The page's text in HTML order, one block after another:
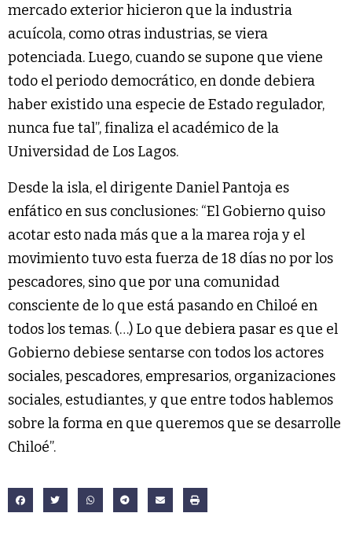
mercado exterior hicieron que la industria
acuícola, como otras industrias, se viera
potenciada. Luego, cuando se supone que viene
todo el periodo democrático, en donde debiera
haber existido una especie de Estado regulador,
nunca fue tal”, finaliza el académico de la
Universidad de Los Lagos.
Desde la isla, el dirigente Daniel Pantoja es
enfático en sus conclusiones: “El Gobierno quiso
acotar esto nada más que a la marea roja y el
movimiento tuvo esta fuerza de 18 días no por los
pescadores, sino que por una comunidad
consciente de lo que está pasando en Chiloé en
todos los temas. (…) Lo que debiera pasar es que el
Gobierno debiese sentarse con todos los actores
sociales, pescadores, empresarios, organizaciones
sociales, estudiantes, y que entre todos hablemos
sobre la forma en que queremos que se desarrolle
Chiloé”.